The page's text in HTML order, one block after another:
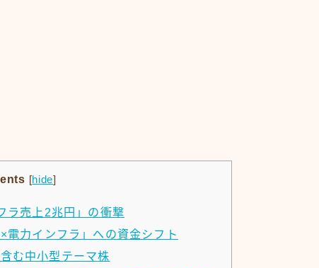
[hide]
ラ売上2兆円」の衝撃
電力インフラ」への資金シフト
む中小型テーマ株